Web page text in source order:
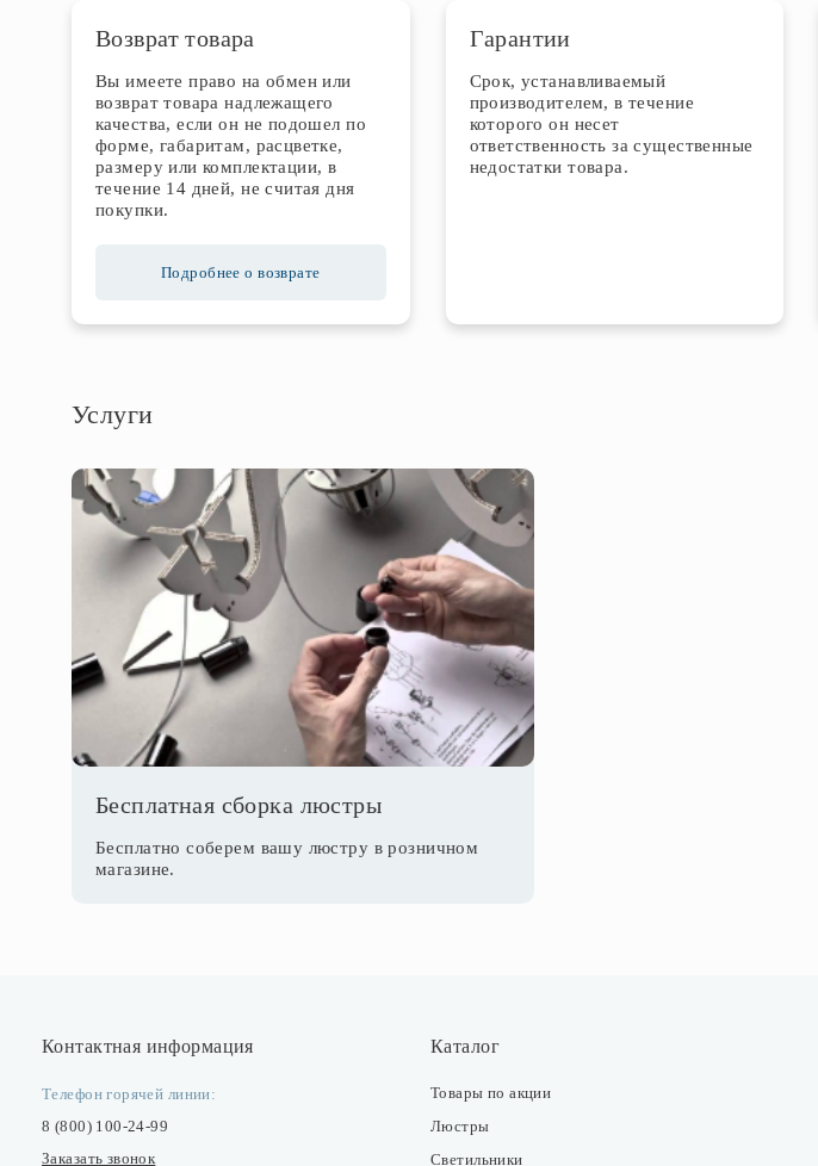
Возврат товара
Вы имеете право на обмен или
возврат товара надлежащего
качества, если он не подошел по
форме, габаритам, расцветке,
размеру или комплектации, в
течение 14 дней, не считая дня
покупки.
Подробнее о возврате
Гарантии
Срок, устанавливаемый
производителем, в течение
которого он несет
ответственность за существенные
недостатки товара.
Услуги
Бесплатная сборка люстры
Бесплатно соберем вашу люстру в розничном
магазине.
Контактная информация
Телефон горячей линии:
8 (800) 100-24-99
Заказать звонок
Каталог
Товары по акции
Люстры
Светильники